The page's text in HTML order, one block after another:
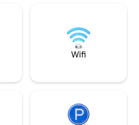
tamaño king y un sofá
de
adicional! -
Wifi